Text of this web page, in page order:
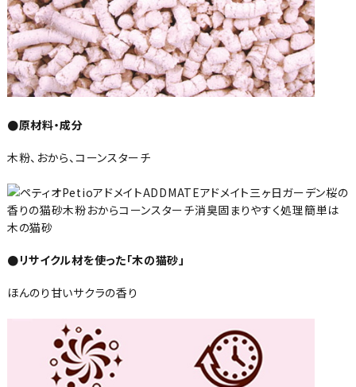
●原材料・成分
木粉、おから、コーンスターチ
●リサイクル材を使った「木の猫砂」
ほんのり甘いサクラの香り